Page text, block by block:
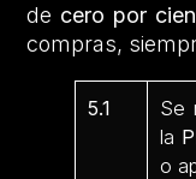
de cero por
compras,
5.1
Se
la
o